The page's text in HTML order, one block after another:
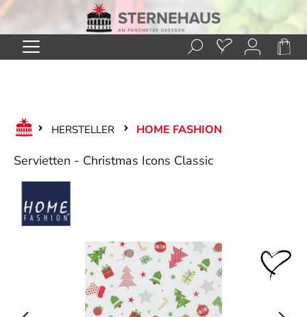
Zum Hauptinhalt springen
HERSTELLER HOME FASHION
Servietten - Christmas Icons Classic
Bildergalerie überspringen